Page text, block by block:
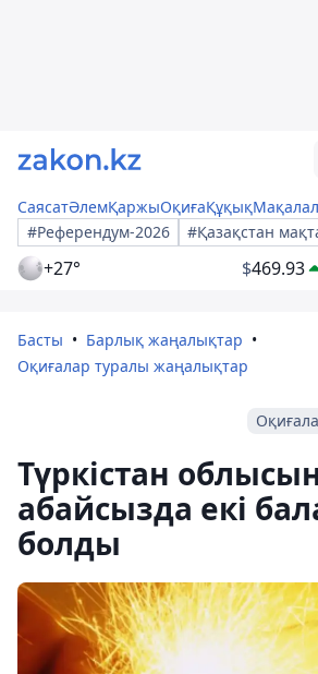
СаясатӘлемҚаржыОқиғаҚұқық
#Референдум-2026
#Қазақстан
+27° $469.93
Басты
Барлық жаңалықтар
Оқиғалар туралы жаңалықтар
Түркістан
абайсызда екі
болды